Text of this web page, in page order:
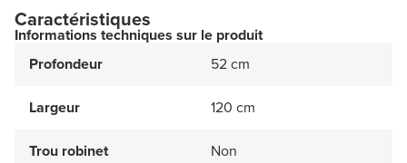
Caractéristiques
Informations techniques sur le produit
Profondeur
52 cm
Largeur 120 cm
Trou robinet Non